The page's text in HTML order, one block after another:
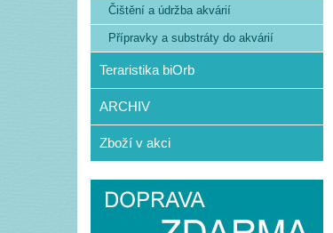
Čištění a údržba akvárií
Přípravky a substráty do akvárií
Teraristika biOrb
ARCHIV
Zboží v akci